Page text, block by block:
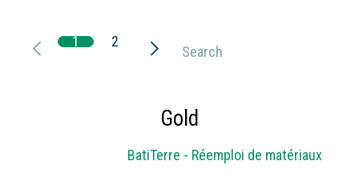
1 2
Gold
BatiTerre - Réemploi de matériaux